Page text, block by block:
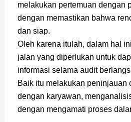
melakukan pertemuan dengan
dengan memastikan bahwa
dan siap.
Oleh karena itulah, dalam hal
jalan yang diperlukan untuk
informasi selama audit
Baik itu melakukan peninjauan
dengan karyawan,
dengan mengamati proses